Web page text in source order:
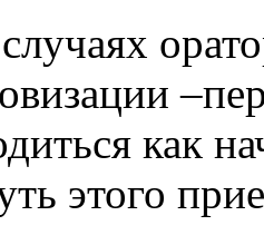
как
этого